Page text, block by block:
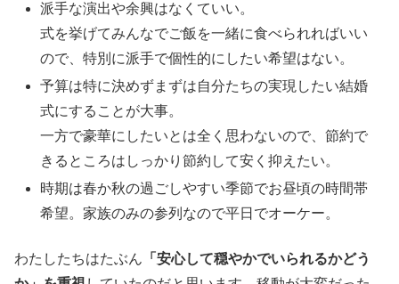
派手な演出や余興はなくていい。
式を挙げてみんなでご飯を一緒に食べられればいい
ので、特別に派手で個性的にしたい希望はない。
予算は特に決めずまずは自分たちの実現したい結婚
式にすることが大事。
一方で豪華にしたいとは全く思わないので、節約で
きるところはしっかり節約して安く抑えたい。
時期は春か秋の過ごしやすい季節でお昼頃の時間帯
希望。家族のみの参列なので平日でオーケー。
わたしたちはたぶん 「安心して穏やかでいられるかどう